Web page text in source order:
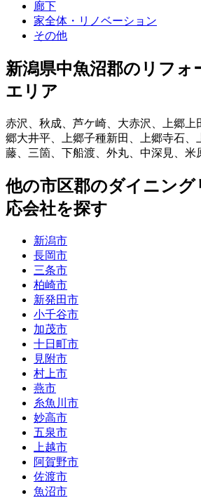
廊下
家全体・リノベーション
その他
新潟県中魚沼郡のリフォ
エリア
赤沢 秋成 芦ケ崎 大赤沢 上郷上
郷大井平
上郷子種新田 上郷寺石
藤
三箇 下船渡 外丸 中深見 米
他の市区郡のダイニング
応会社を探す
新潟市
長岡市
三条市
柏崎市
新発田市
小千谷市
加茂市
十日町市
見附市
村上市
燕市
糸魚川市
妙高市
五泉市
上越市
阿賀野市
佐渡市
魚沼市